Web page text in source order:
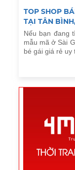
TOP SHOP
TẠI TÂN
Nếu bạn đang
mẫu mã ở Sài
bé gái giá rẻ uy